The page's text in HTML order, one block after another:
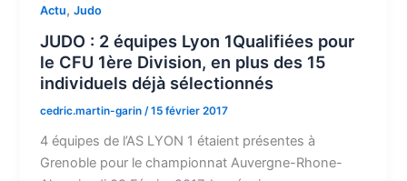
Actu,Judo
JUDO : 2 équipes Lyon 1Qualifiées pour
le CFU 1ère Division, en plus des 15
individuels déjà sélectionnés
cedric.martin-garin/15 février 2017
4 équipes de l’AS LYON 1 étaient présentes à
Grenoble pour le championnat Auvergne-Rhone-